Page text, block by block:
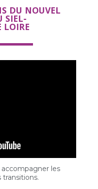
DU NOUVEL
SIEL-
LOIRE
les
transitions.